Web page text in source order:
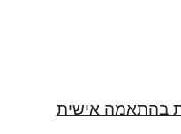
בהתאמה אישית